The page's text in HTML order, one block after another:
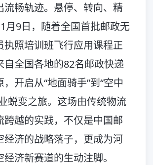
流畅轨迹。悬停、转向、精
9日，随着全国首批邮政无
执照培训班飞行应用课程正
自全国各地的82名邮政快递
，开启从“地面骑手”到“空中
蜕变之旅。这场由传统物流
跨越的实践，不仅是中国邮
经济的战略落子，更成为河
济新赛道的生动注脚。